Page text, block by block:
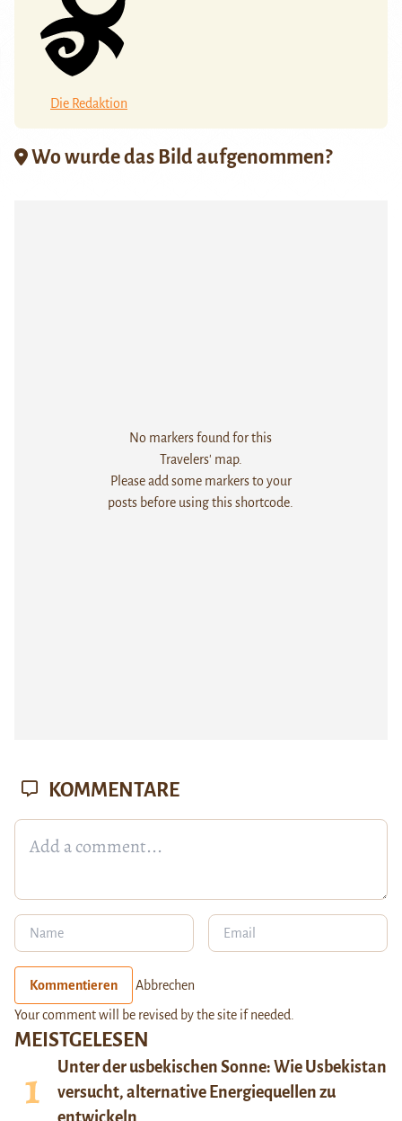
Die Redaktion
Wo wurde das Bild aufgenommen?
No markers found for this
Travelers' map.
Please add some markers to your
posts before using this shortcode.
MEISTGELESEN
Unter der usbekischen Sonne: Wie Usbekistan
versucht, alternative Energiequellen zu
entwickeln
KOMMENTARE
Kommentieren Abbrechen
Your comment will be revised by the site if needed.